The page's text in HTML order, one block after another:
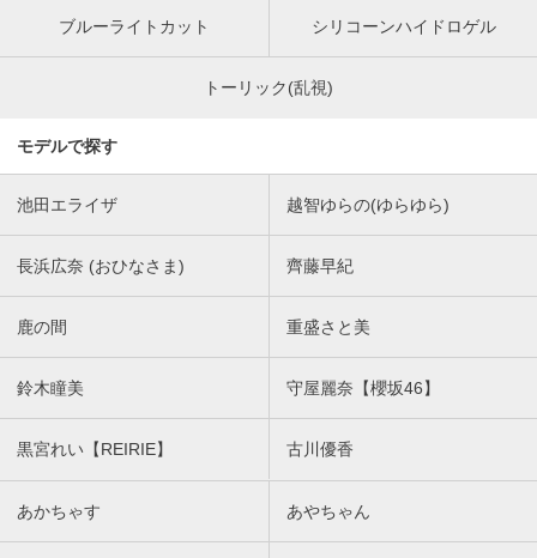
ブルーライトカット シリコーンハイドロゲル
トーリック(乱視)
モデルで探す
池田エライザ 越智ゆらの(ゆらゆら)
長浜広奈 (おひなさま) 齊藤早紀
鹿の間 重盛さと美
鈴木瞳美 守屋麗奈【櫻坂46】
黒宮れい【REIRIE】 古川優香
あかちゃす あやちゃん